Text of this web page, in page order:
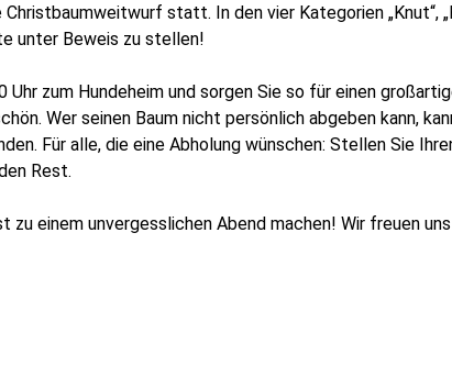
statt. In den vier Kategorien „Knut“,
unter Beweis zu stellen!
zum Hundeheim und sorgen Sie so für einen
Wer seinen Baum nicht persönlich abgeben kann,
Für alle, die eine Abholung wünschen: Stellen Sie
Rest.
einem unvergesslichen Abend machen! Wir freuen